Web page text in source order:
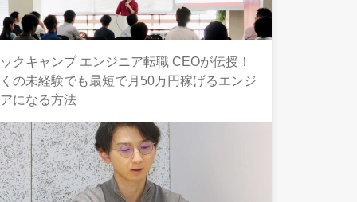
クキャンプ エンジニア転職 CEOが伝授！
の未経験でも最短で月50万円稼げるエンジ
になる方法